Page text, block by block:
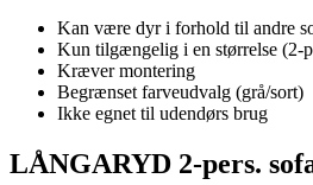
Kan være dyr i forhold til andre
Kun tilgængelig i en størrelse (2-
Kræver montering
Begrænset farveudvalg (grå/sort)
Ikke egnet til udendørs brug
LÅNGARYD 2-pers.